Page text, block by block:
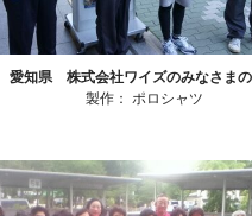
愛知県 株式会社ワイズのみなさま
製作： ポロシャツ